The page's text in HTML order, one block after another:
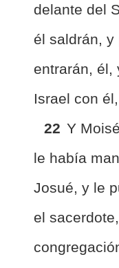
delante del
él saldrán, y
entrarán, él,
Israel con
22 Y
le había
Josué, y le
el